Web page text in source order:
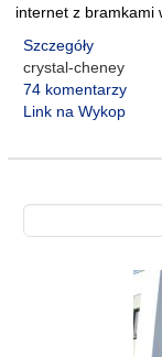
internet z bramkami
Szczegóły
crystal-cheney
74 komentarzy
Link na Wykop